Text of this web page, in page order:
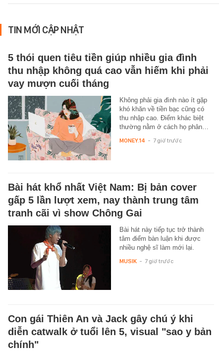
TIN MỚI CẬP NHẬT
5 thói quen tiêu tiền giúp nhiều gia đình
thu nhập không quá cao vẫn hiếm khi phải
vay mượn cuối tháng
Không phải gia đình nào ít gặp
khó khăn về tiền bạc cũng có
thu nhập cao. Điểm khác biệt
thường nằm ở cách họ phân…
MONEY.14 - 7 giờ trước
Bài hát khổ nhất Việt Nam: Bị bản cover
gấp 5 lần lượt xem, nay thành trung tâm
tranh cãi vì show Chông Gai
Bài hát này tiếp tục trở thành
tâm điểm bàn luận khi được
nhiều nghệ sĩ làm mới lại.
MUSIK - 7 giờ trước
Con gái Thiên An và Jack gây chú ý khi
diễn catwalk ở tuổi lên 5, visual "sao y bản
chính"